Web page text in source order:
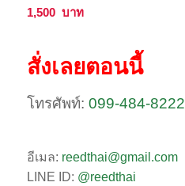
1,500 บาท
สั่งเลยตอนนี้
โทรศัพท์: 099-484-8222
อีเมล: reedthai@gmail.com
LINE ID: @reedthai